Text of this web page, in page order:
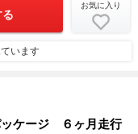
お気に入り
います
ケージ ６ヶ月走行